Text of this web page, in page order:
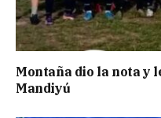
Montaña dio la nota y
Mandiyú